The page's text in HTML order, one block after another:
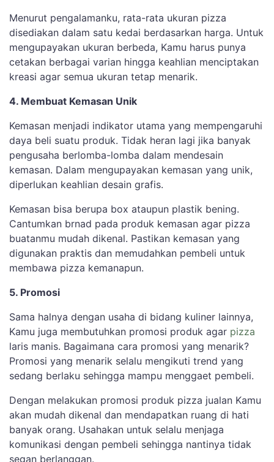
Menurut pengalamanku, rata-rata ukuran pizza
disediakan dalam satu kedai berdasarkan harga. Untuk
mengupayakan ukuran berbeda, Kamu harus punya
cetakan berbagai varian hingga keahlian menciptakan
kreasi agar semua ukuran tetap menarik.
4. Membuat Kemasan Unik
Kemasan menjadi indikator utama yang mempengaruhi
daya beli suatu produk. Tidak heran lagi jika banyak
pengusaha berlomba-lomba dalam mendesain
kemasan. Dalam mengupayakan kemasan yang unik,
diperlukan keahlian desain grafis.
Kemasan bisa berupa box ataupun plastik bening.
Cantumkan brnad pada produk kemasan agar pizza
buatanmu mudah dikenal. Pastikan kemasan yang
digunakan praktis dan memudahkan pembeli untuk
membawa pizza kemanapun.
5. Promosi
Sama halnya dengan usaha di bidang kuliner lainnya,
Kamu juga membutuhkan promosi produk agar pizza
laris manis. Bagaimana cara promosi yang menarik?
Promosi yang menarik selalu mengikuti trend yang
sedang berlaku sehingga mampu menggaet pembeli.
Dengan melakukan promosi produk pizza jualan Kamu
akan mudah dikenal dan mendapatkan ruang di hati
banyak orang. Usahakan untuk selalu menjaga
komunikasi dengan pembeli sehingga nantinya tidak
segan berlanggan.